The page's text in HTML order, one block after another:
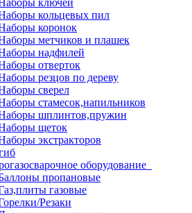
ключей
кольцевых пил
коронок
метчиков и плашек
надфилей
отверток
резцов по дереву
сверел
стамесок,напильников
шплинтов,пружин
щеток
экстракторов
оборудование
пропановые
газовые
Резаки